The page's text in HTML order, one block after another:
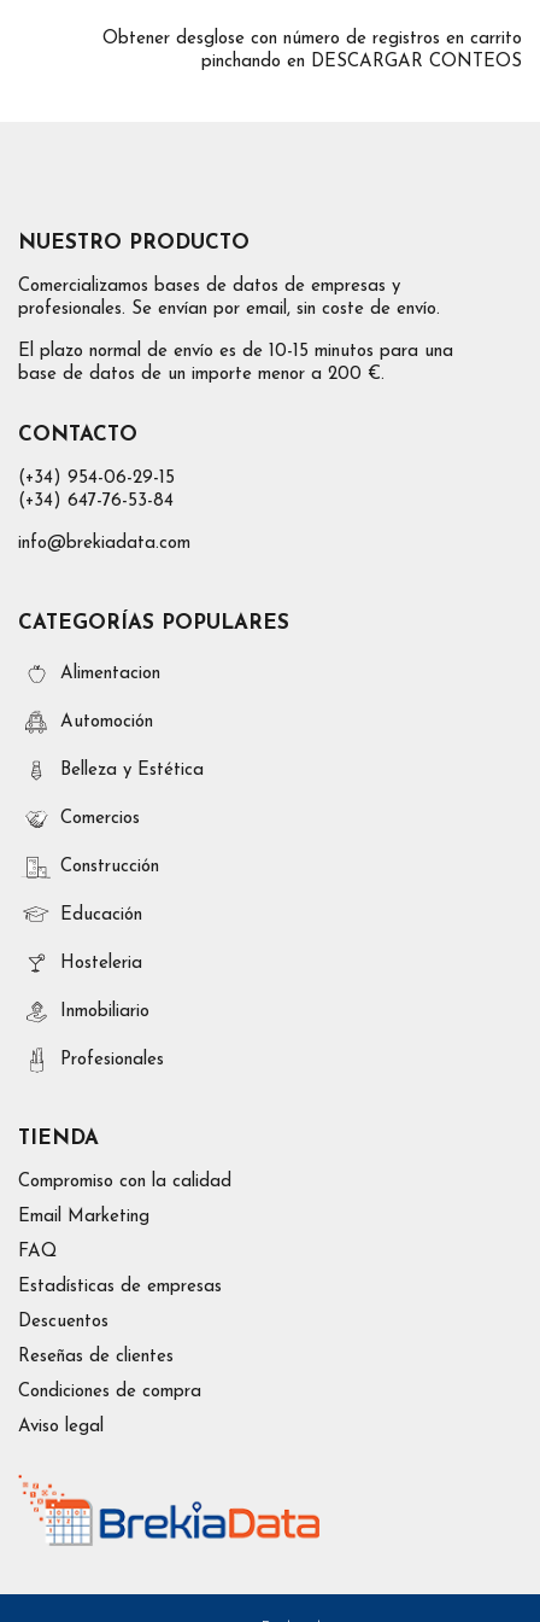
Obtener desglose con número de registros en carrito
pinchando en DESCARGAR CONTEOS
NUESTRO PRODUCTO
Comercializamos bases de datos de empresas y
profesionales. Se envían por email, sin coste de envío.
El plazo normal de envío es de 10-15 minutos para una
base de datos de un importe menor a 200 €.
CONTACTO
(+34) 954-06-29-15
(+34) 647-76-53-84
info@brekiadata.com
CATEGORÍAS POPULARES
Alimentacion
Automoción
Belleza y Estética
Comercios
Construcción
Educación
Hosteleria
Inmobiliario
Profesionales
TIENDA
Compromiso con la calidad
Email Marketing
FAQ
Estadísticas de empresas
Descuentos
Reseñas de clientes
Condiciones de compra
Aviso legal